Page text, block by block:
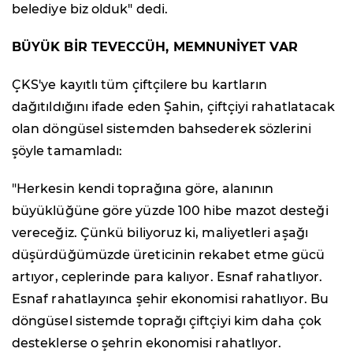
belediye biz olduk" dedi.
BÜYÜK BİR TEVECCÜH, MEMNUNİYET VAR
ÇKS'ye kayıtlı tüm çiftçilere bu kartların
dağıtıldığını ifade eden Şahin, çiftçiyi rahatlatacak
olan döngüsel sistemden bahsederek sözlerini
şöyle tamamladı:
"Herkesin kendi toprağına göre, alanının
büyüklüğüne göre yüzde 100 hibe mazot desteği
vereceğiz. Çünkü biliyoruz ki, maliyetleri aşağı
düşürdüğümüzde üreticinin rekabet etme gücü
artıyor, ceplerinde para kalıyor. Esnaf rahatlıyor.
Esnaf rahatlayınca şehir ekonomisi rahatlıyor. Bu
döngüsel sistemde toprağı çiftçiyi kim daha çok
desteklerse o şehrin ekonomisi rahatlıyor.